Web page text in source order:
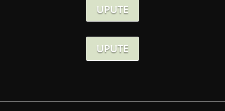
UPUTE
UPUTE